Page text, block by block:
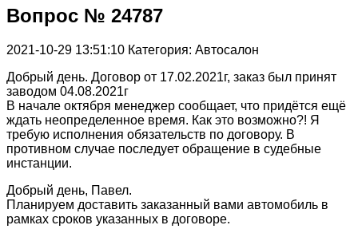
Вопрос № 24787
2021-10-29 13:51:10 Категория: Автосалон
Добрый день. Договор от 17.02.2021г, заказ был принят
заводом 04.08.2021г
В начале октября менеджер сообщает, что придётся ещё
ждать неопределенное время. Как это возможно?! Я
требую исполнения обязательств по договору. В
противном случае последует обращение в судебные
инстанции.
Добрый день, Павел.
Планируем доставить заказанный вами автомобиль в
рамках сроков указанных в договоре.